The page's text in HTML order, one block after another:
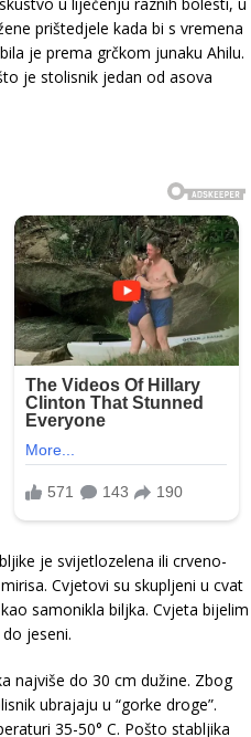
prištedjele kada bi s vremena
je prema grčkom junaku Ahilu.
je stolisnik jedan od asova
je svijetlozelena ili crveno-
Cvjetovi su skupljeni u cvat
samonikla biljka. Cvjeta bijelim
jeseni.
najviše do 30 cm dužine. Zbog
ubrajaju u “gorke droge”.
35-50° C. Pošto stabljika